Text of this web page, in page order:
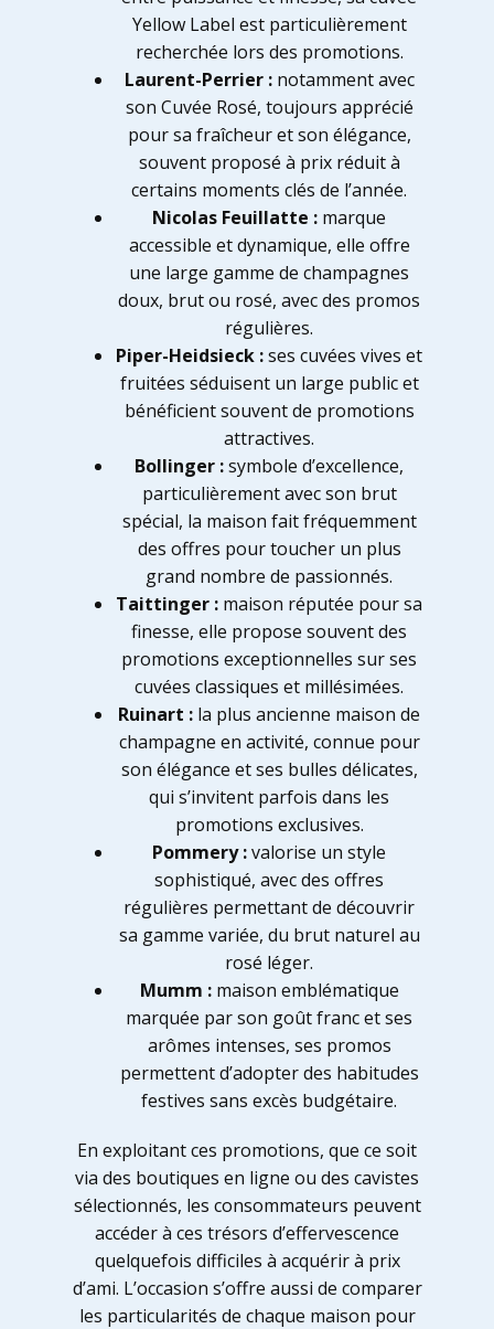
Yellow Label est particulièrement
recherchée lors des promotions.
Laurent-Perrier :notamment avec
son Cuvée Rosé, toujours apprécié
pour sa fraîcheur et son élégance,
souvent proposé à prix réduit à
certains moments clés de l’année.
Nicolas Feuillatte : marque
accessible et dynamique, elle offre
une large gamme de champagnes
doux, brut ou rosé, avec des promos
régulières.
Piper-Heidsieck :ses cuvées vives et
fruitées séduisent un large public et
bénéficient souvent de promotions
attractives.
Bollinger :symbole d’excellence,
particulièrement avec son brut
spécial, la maison fait fréquemment
des offres pour toucher un plus
grand nombre de passionnés.
Taittinger : maison réputée pour sa
finesse, elle propose souvent des
promotions exceptionnelles sur ses
cuvées classiques et millésimées.
Ruinart : la plus ancienne maison de
champagne en activité, connue pour
son élégance et ses bulles délicates,
qui s’invitent parfois dans les
promotions exclusives.
Pommery :valorise un style
sophistiqué, avec des offres
régulières permettant de découvrir
sa gamme variée, du brut naturel au
rosé léger.
Mumm :maison emblématique
marquée par son goût franc et ses
arômes intenses, ses promos
permettent d’adopter des habitudes
festives sans excès budgétaire.
En exploitant ces promotions, que ce soit
via des boutiques en ligne ou des cavistes
sélectionnés, les consommateurs peuvent
accéder à ces trésors d’effervescence
quelquefois difficiles à acquérir à prix
d’ami. L’occasion s’offre aussi de comparer
les particularités de chaque maison pour